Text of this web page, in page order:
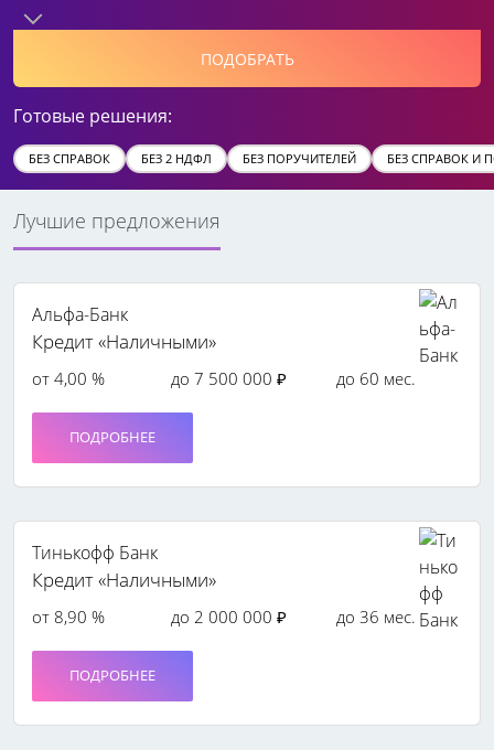
ПОДОБРАТЬ
Готовые решения:
БЕЗ СПРАВОК БЕЗ 2 НДФЛ БЕЗ ПОРУЧИТЕЛЕЙ БЕЗ СПРАВОК И
Лучшие предложения
Альфа-Банк
Кредит «Наличными»
от 4,00 % до 7 500 000 ₽ до 60 мес.
ПОДРОБНЕЕ
Тинькофф Банк
Кредит «Наличными»
от 8,90 % до 2 000 000 ₽ до 36 мес.
ПОДРОБНЕЕ